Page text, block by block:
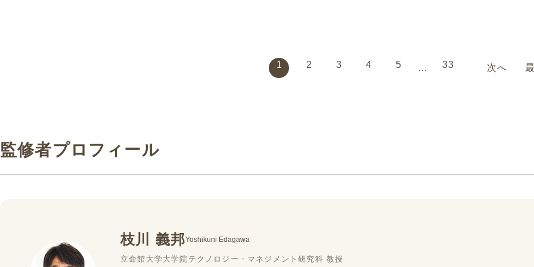
1 2 3 4 5 … 33 次へ
監修者プロフィール
枝川 義邦Yoshikuni Edagawa
立命館大学大学院テクノロジー・マネジメント研究科 教授